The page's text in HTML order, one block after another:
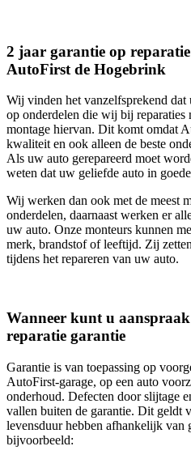
2 jaar garantie op
AutoFirst de Hogebrink
Wij vinden het vanzelfsprekend dat
op onderdelen die wij bij reparaties
montage hiervan. Dit komt omdat
kwaliteit en ook alleen de beste
Als uw auto gerepareerd moet
weten dat uw geliefde auto in
Wij werken dan ook met de meest
onderdelen, daarnaast werken er
uw auto. Onze monteurs kunnen
merk, brandstof of leeftijd. Zij
tijdens het repareren van uw auto.
Wanneer kunt u
reparatie garantie
Garantie is van toepassing op
AutoFirst-garage, op een auto
onderhoud. Defecten door slijtage
vallen buiten de garantie. Dit geldt
levensduur hebben afhankelijk van
bijvoorbeeld: